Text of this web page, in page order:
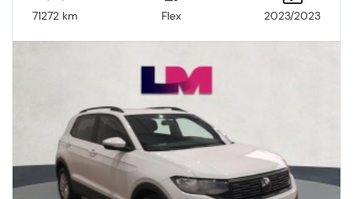
71272 km Flex 2023/2023